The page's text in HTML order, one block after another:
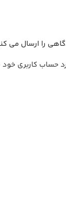
می کنید برای “فرش
حساب کاربری خود